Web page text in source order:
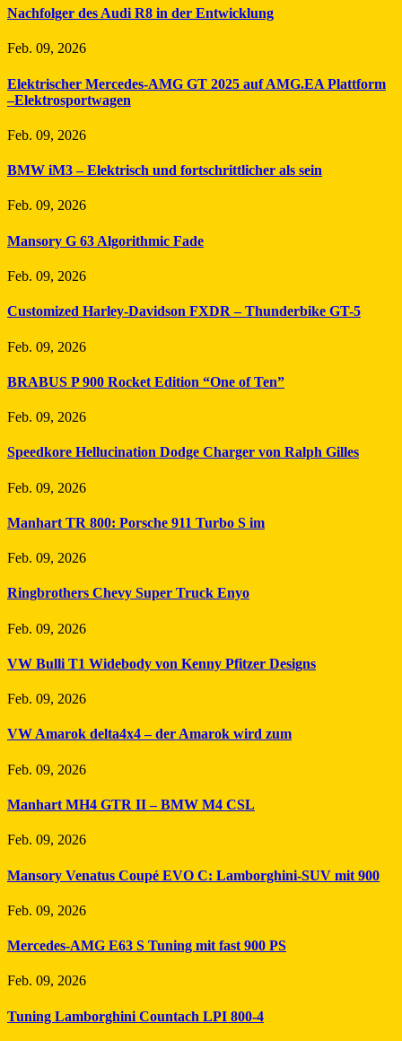
Nachfolger des Audi R8 in der Entwicklung
Feb. 09, 2026
Elektrischer Mercedes-AMG GT 2025 auf AMG.EA Plattform
–Elektrosportwagen
Feb. 09, 2026
BMW iM3 – Elektrisch und fortschrittlicher als sein
Feb. 09, 2026
Mansory G 63 Algorithmic Fade
Feb. 09, 2026
Customized Harley-Davidson FXDR – Thunderbike GT-5
Feb. 09, 2026
BRABUS P 900 Rocket Edition “One of Ten”
Feb. 09, 2026
Speedkore Hellucination Dodge Charger von Ralph Gilles
Feb. 09, 2026
Manhart TR 800: Porsche 911 Turbo S im
Feb. 09, 2026
Ringbrothers Chevy Super Truck Enyo
Feb. 09, 2026
VW Bulli T1 Widebody von Kenny Pfitzer Designs
Feb. 09, 2026
VW Amarok delta4x4 – der Amarok wird zum
Feb. 09, 2026
Manhart MH4 GTR II – BMW M4 CSL
Feb. 09, 2026
Mansory Venatus Coupé EVO C: Lamborghini-SUV mit 900
Feb. 09, 2026
Mercedes-AMG E63 S Tuning mit fast 900 PS
Feb. 09, 2026
Tuning Lamborghini Countach LPI 800-4